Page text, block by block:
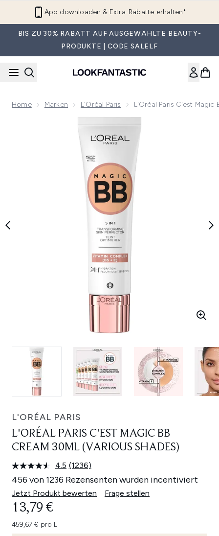
App downloaden & Extra-Rabatte erhalten*
BIS ZU 30% RABATT AUF AUSGEWÄHLTE BEAUTY-
PRODUKTE | CODE SALELF
Home Marken L'Oréal Paris L'Oréal Paris C'est Magic
L'ORÉAL PARIS
L'ORÉAL PARIS C'EST MAGIC BB
CREAM 30ML (VARIOUS SHADES)
4.5 1236
Bewertungen
lesen.
Link
(1236)
456 von 1236 Rezensenten wurden incentiviert
Jetzt Produkt bewerten Frage stellen
13,79 €
459,67 € pro L